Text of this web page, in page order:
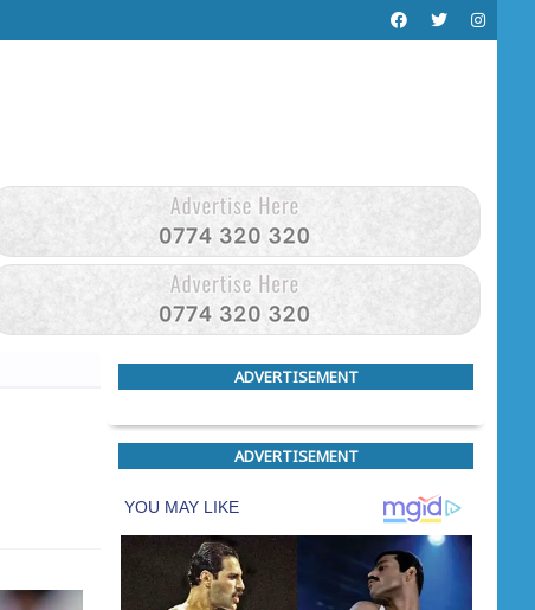
ADVERTISEMENT
ADVERTISEMENT